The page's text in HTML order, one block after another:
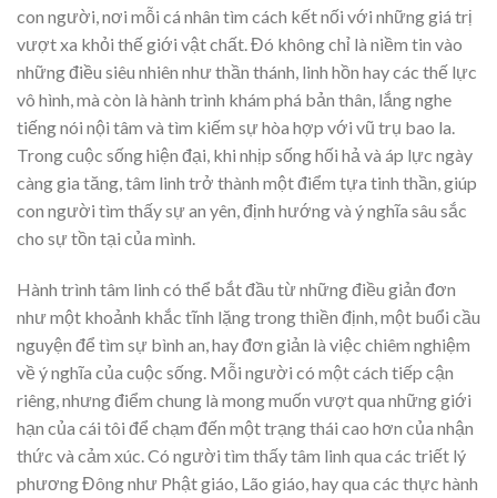
con người, nơi mỗi cá nhân tìm cách kết nối với những giá trị
vượt xa khỏi thế giới vật chất. Đó không chỉ là niềm tin vào
những điều siêu nhiên như thần thánh, linh hồn hay các thế lực
vô hình, mà còn là hành trình khám phá bản thân, lắng nghe
tiếng nói nội tâm và tìm kiếm sự hòa hợp với vũ trụ bao la.
Trong cuộc sống hiện đại, khi nhịp sống hối hả và áp lực ngày
càng gia tăng, tâm linh trở thành một điểm tựa tinh thần, giúp
con người tìm thấy sự an yên, định hướng và ý nghĩa sâu sắc
cho sự tồn tại của mình.
Hành trình tâm linh có thể bắt đầu từ những điều giản đơn
như một khoảnh khắc tĩnh lặng trong thiền định, một buổi cầu
nguyện để tìm sự bình an, hay đơn giản là việc chiêm nghiệm
về ý nghĩa của cuộc sống. Mỗi người có một cách tiếp cận
riêng, nhưng điểm chung là mong muốn vượt qua những giới
hạn của cái tôi để chạm đến một trạng thái cao hơn của nhận
thức và cảm xúc. Có người tìm thấy tâm linh qua các triết lý
phương Đông như Phật giáo, Lão giáo, hay qua các thực hành